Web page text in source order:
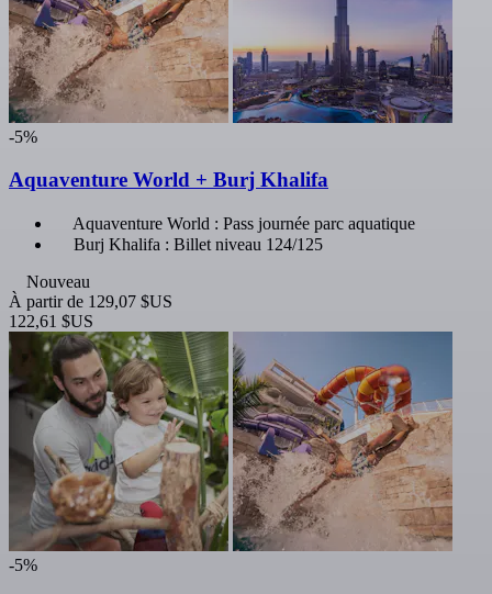
-5%
Aquaventure World + Burj Khalifa
Aquaventure World : Pass journée parc aquatique
Burj Khalifa : Billet niveau 124/125
Nouveau
À partir de 129,07 $US
122,61 $US
-5%